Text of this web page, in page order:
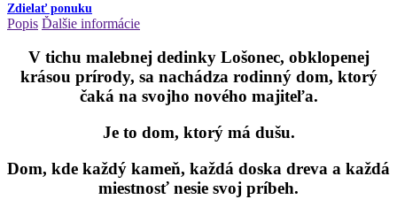
Zdielať ponuku
Popis Ďalšie informácie
V tichu malebnej dedinky Lošonec, obklopenej
krásou prírody, sa nachádza rodinný dom, ktorý
čaká na svojho nového majiteľa.
Je to dom, ktorý má dušu.
Dom, kde každý kameň, každá doska dreva a každá
miestnosť nesie svoj príbeh.